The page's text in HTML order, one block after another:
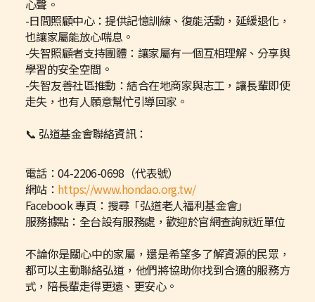
心聲。
-日間照顧中心：提供記憶訓練、復能活動，延緩退化，
也讓家屬能放心喘息。
-失智照顧者支持團體：讓家屬有一個互相理解、分享與
學習的安全空間。
-失智友善社區推動：結合在地商家與志工，讓長輩即使
走失，也有人願意幫忙引導回家。
📞 弘道基金會聯絡資訊：
電話：04-2206-0698（代表號）
網站： https://www.hondao.org.tw/
Facebook 專頁：搜尋「弘道老人福利基金會」
服務據點：全台設有服務處，歡迎於官網查詢就近單位
不論你是關心中的家屬，還是希望多了解資源的民眾，
都可以主動聯絡弘道，他們將協助你找到合適的服務方
式，陪長輩走得更遠、更安心。